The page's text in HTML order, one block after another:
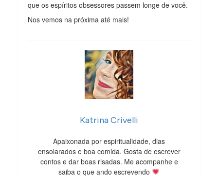
que os espíritos obsessores passem longe de você.
Nos vemos na próxima até mais!
Katrina Crivelli
Apaixonada por espiritualidade, dias
ensolarados e boa comida. Gosta de escrever
contos e dar boas risadas. Me acompanhe e
saiba o que ando escrevendo